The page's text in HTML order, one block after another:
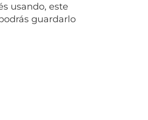
usando, este
guardarlo